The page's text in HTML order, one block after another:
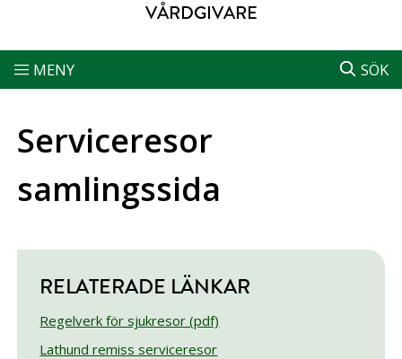
VÅRDGIVARE
MENY SÖK
Serviceresor
samlingssida
RELATERADE LÄNKAR
Regelverk för sjukresor (pdf)
Lathund remiss serviceresor